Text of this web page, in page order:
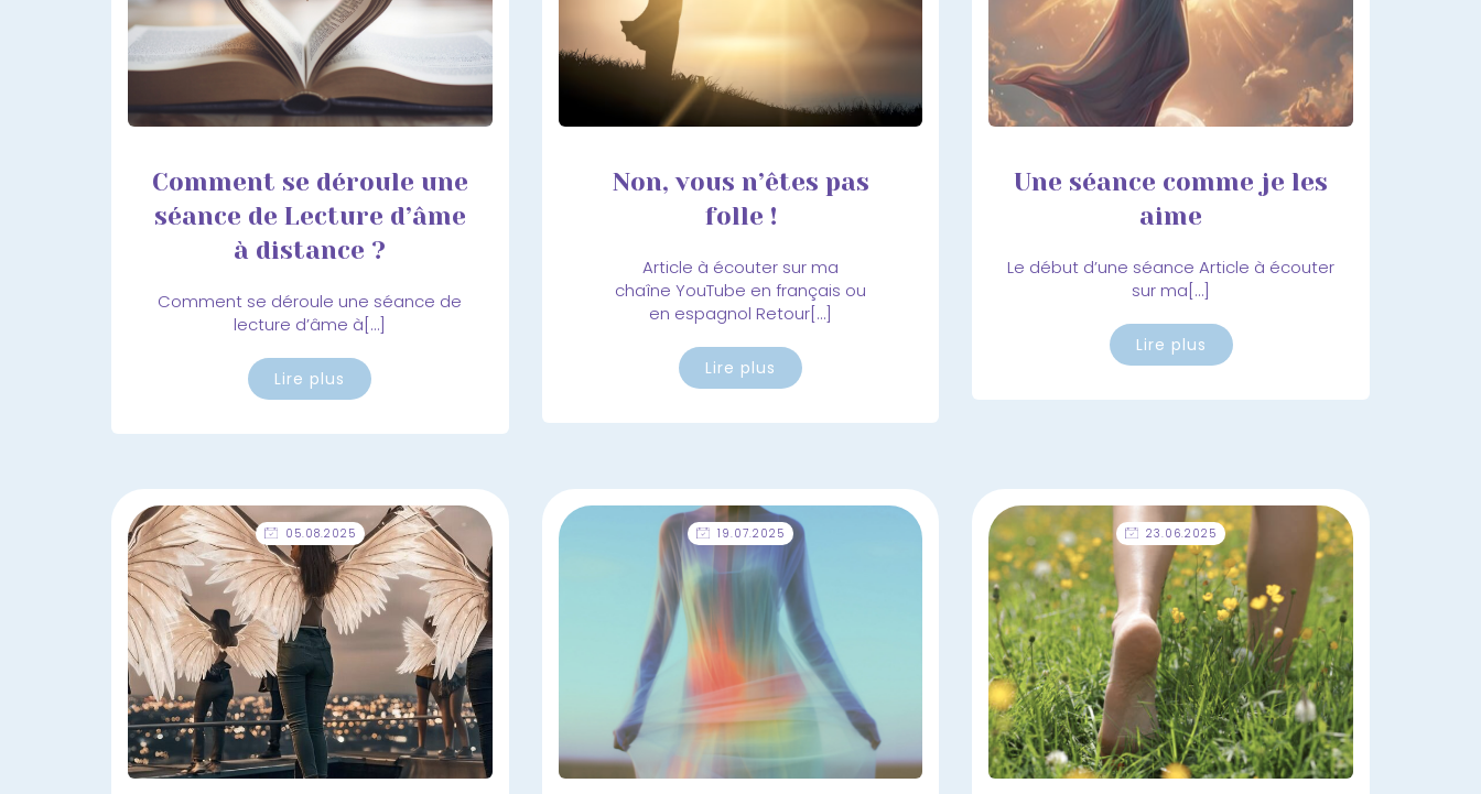
Comment se déroule une
séance de Lecture d’âme
à distance ?
Comment se déroule une séance de
lecture d’âme à[…]
Lire plus
Non, vous n’êtes pas
folle !
Article à écouter sur ma
chaîne YouTube en français ou
en espagnol Retour[…]
Lire plus
Une séance comme je les
aime
Le début d’une séance Article à écouter
sur ma[…]
Lire plus
05.08.2025 19.07.2025 23.06.2025